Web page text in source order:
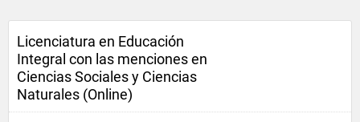
Licenciatura en Educación
Integral con las menciones en
Ciencias Sociales y Ciencias
Naturales (Online)